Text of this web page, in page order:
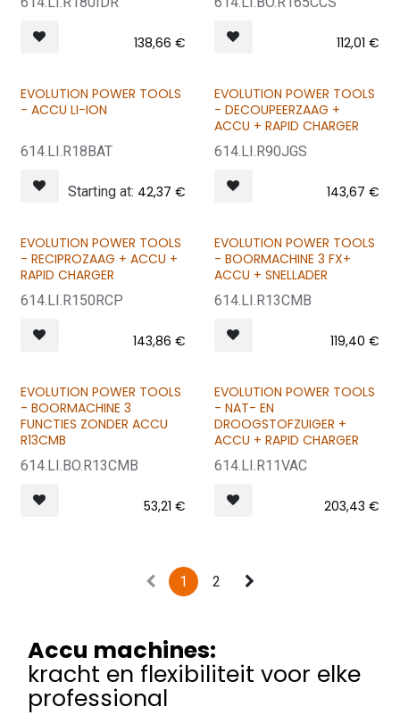
138,66 € 112,01 €
EVOLUTION POWER TOOLS
- ACCU LI-ION
614.LI.R18BAT
Starting at: 42,37 €
EVOLUTION POWER TOOLS
- DECOUPEERZAAG +
ACCU + RAPID CHARGER
614.LI.R90JGS
143,67 €
EVOLUTION POWER TOOLS
- RECIPROZAAG + ACCU +
RAPID CHARGER
614.LI.R150RCP
143,86 €
EVOLUTION POWER TOOLS
- BOORMACHINE 3 FX+
ACCU + SNELLADER
614.LI.R13CMB
119,40 €
EVOLUTION POWER TOOLS
- BOORMACHINE 3
FUNCTIES ZONDER ACCU
R13CMB
614.LI.BO.R13CMB
53,21 €
EVOLUTION POWER TOOLS
- NAT- EN
DROOGSTOFZUIGER +
ACCU + RAPID CHARGER
614.LI.R11VAC
203,43 €
1 2
Accu machines:
kracht en flexibiliteit voor elke
professional